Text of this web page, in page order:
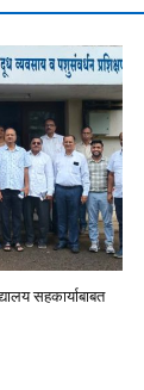
सहकार्याबाबत